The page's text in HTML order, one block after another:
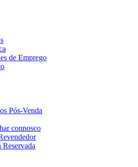
de Emprego
Pós-Venda
connosco
Reservada